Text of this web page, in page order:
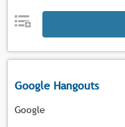
Google Hangouts
Google